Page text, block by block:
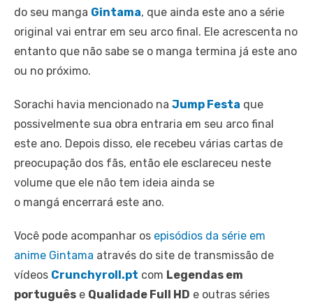
do seu manga Gintama, que ainda este ano a série
original vai entrar em seu arco final. Ele acrescenta no
entanto que não sabe se o manga termina já este ano
ou no próximo.
Sorachi havia mencionado na Jump Festa que
possivelmente sua obra entraria em seu arco final
este ano. Depois disso, ele recebeu várias cartas de
preocupação dos fãs, então ele esclareceu neste
volume que ele não tem ideia ainda se
o mangá encerrará este ano.
Você pode acompanhar os episódios da série em
anime Gintama através do site de transmissão de
vídeos Crunchyroll.pt com Legendas em
português e Qualidade Full HD e outras séries